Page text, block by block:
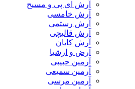
آرش ای پی و مسیح
آرش خامسی
آرش رستمی
آرش قالیچی
آرش کایان
​آرض و ارشیا
آرمین حبیبی
آرمین سمیعی
آرمین مرسی